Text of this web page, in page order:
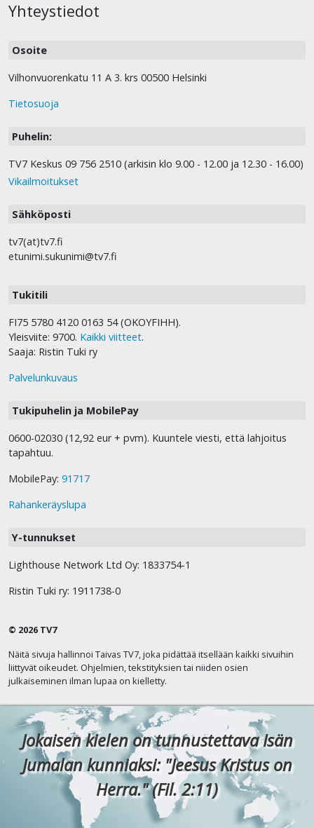
Yhteystiedot
Osoite
Vilhonvuorenkatu 11 A 3. krs 00500 Helsinki
Tietosuoja
Puhelin:
TV7 Keskus 09 756 2510 (arkisin klo 9.00 - 12.00 ja 12.30 - 16.00)
Vikailmoitukset
Sähköposti
tv7(at)tv7.fi
etunimi.sukunimi@tv7.fi
Tukitili
FI75 5780 4120 0163 54 (OKOYFIHH).
Yleisviite: 9700. Kaikki viitteet.
Saaja: Ristin Tuki ry
Palvelunkuvaus
Tukipuhelin ja MobilePay
0600-02030 (12,92 eur + pvm). Kuuntele viesti, että lahjoitus
tapahtuu.
MobilePay: 91717
Rahankeräyslupa
Y-tunnukset
Lighthouse Network Ltd Oy: 1833754-1
Ristin Tuki ry: 1911738-0
© 2026 TV7
Näitä sivuja hallinnoi Taivas TV7, joka pidättää itsellään kaikki sivuihin
liittyvät oikeudet. Ohjelmien, tekstityksien tai niiden osien
julkaiseminen ilman lupaa on kielletty.
Jokaisen kielen on tunnustettava Isän
Jumalan kunniaksi: "Jeesus Kristus on
Herra." (Fil. 2:11)